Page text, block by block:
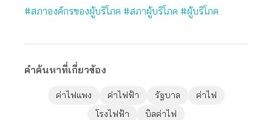
#สภาองค์กรของผู้บริโภค #สภาผู้บริโภค #ผู้บริโภค
คำค้นหาที่เกี่ยวข้อง
ค่าไฟแพง ค่าไฟฟ้า รัฐบาล
ค่าไฟ
โรงไฟฟ้า
บิลค่าไฟ